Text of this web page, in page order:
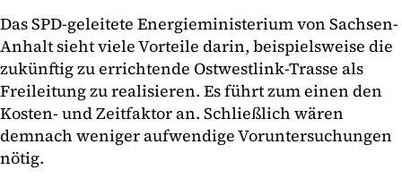
Das SPD-geleitete Energieministerium von Sachsen-
Anhalt sieht viele Vorteile darin, beispielsweise die
zukünftig zu errichtende Ostwestlink-Trasse als
Freileitung zu realisieren. Es führt zum einen den
Kosten- und Zeitfaktor an. Schließlich wären
demnach weniger aufwendige Voruntersuchungen
nötig.